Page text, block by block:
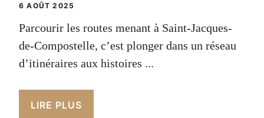
6 AOÛT 2025
Parcourir les routes menant à Saint-Jacques-
de-Compostelle, c’est plonger dans un réseau
d’itinéraires aux histoires ...
LIRE PLUS